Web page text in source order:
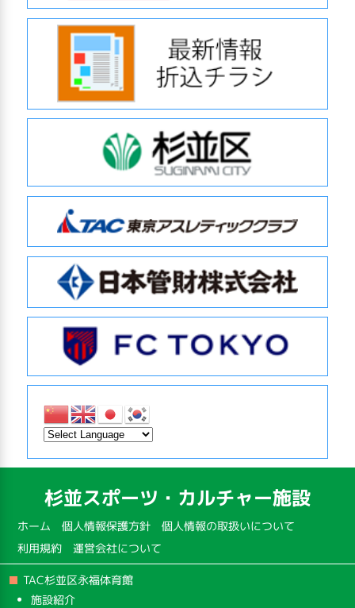
杉並スポーツ・カルチャー施設
ホーム 個人情報保護方針 個人情報の取扱いについて
利用規約 運営会社について
TAC杉並区永福体育館
施設紹介